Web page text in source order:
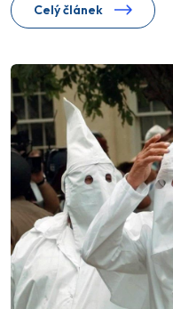
Celý článek